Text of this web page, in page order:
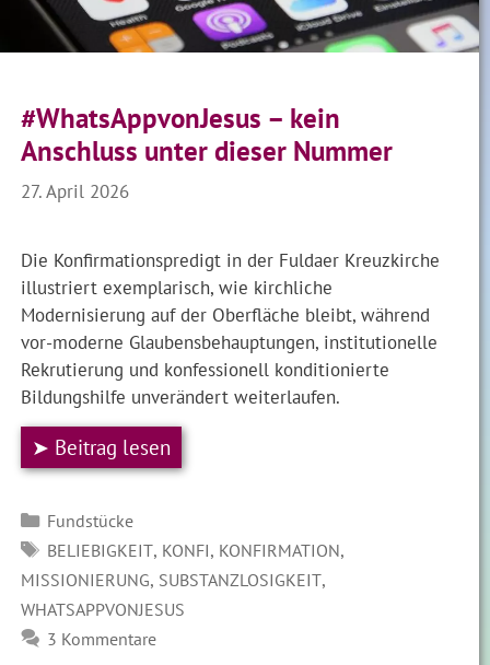
#WhatsAppvonJesus – kein
Anschluss unter dieser Nummer
27. April 2026
Die Konfirmationspredigt in der Fuldaer Kreuzkirche
illustriert exemplarisch, wie kirchliche
Modernisierung auf der Oberfläche bleibt, während
vor-moderne Glaubensbehauptungen, institutionelle
Rekrutierung und konfessionell konditionierte
Bildungshilfe unverändert weiterlaufen.
➤ Beitrag lesen
Kategorien
Fundstücke
SCHLAGWÖRTER
BELIEBIGKEIT, KONFI, KONFIRMATION,
MISSIONIERUNG, SUBSTANZLOSIGKEIT,
WHATSAPPVONJESUS
3 Kommentare